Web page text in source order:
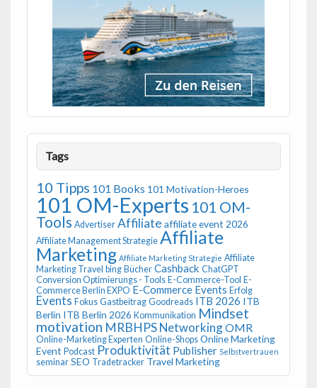
Tags
10 Tipps 101 Books 101 Motivation-Heroes
101 OM-Experts 101 OM-
Tools Advertiser Affiliate affiliate event 2026
Affiliate Management Strategie Affiliate
Marketing Affiliate Marketing Strategie Affiliate
Marketing Travel bing Bücher Cashback ChatGPT
Conversion Optimierungs - Tools E-Commerce-Tool E-
Commerce Berlin EXPO E-Commerce Events Erfolg
Events Fokus Gastbeitrag Goodreads ITB 2026 ITB
Berlin ITB Berlin 2026 Kommunikation Mindset
motivation MRBHPSNetworkingOMR
Online-Marketing Experten Online-Shops Online Marketing
Event Podcast Produktivität Publisher Selbstvertrauen
seminar SEO Tradetracker Travel Marketing